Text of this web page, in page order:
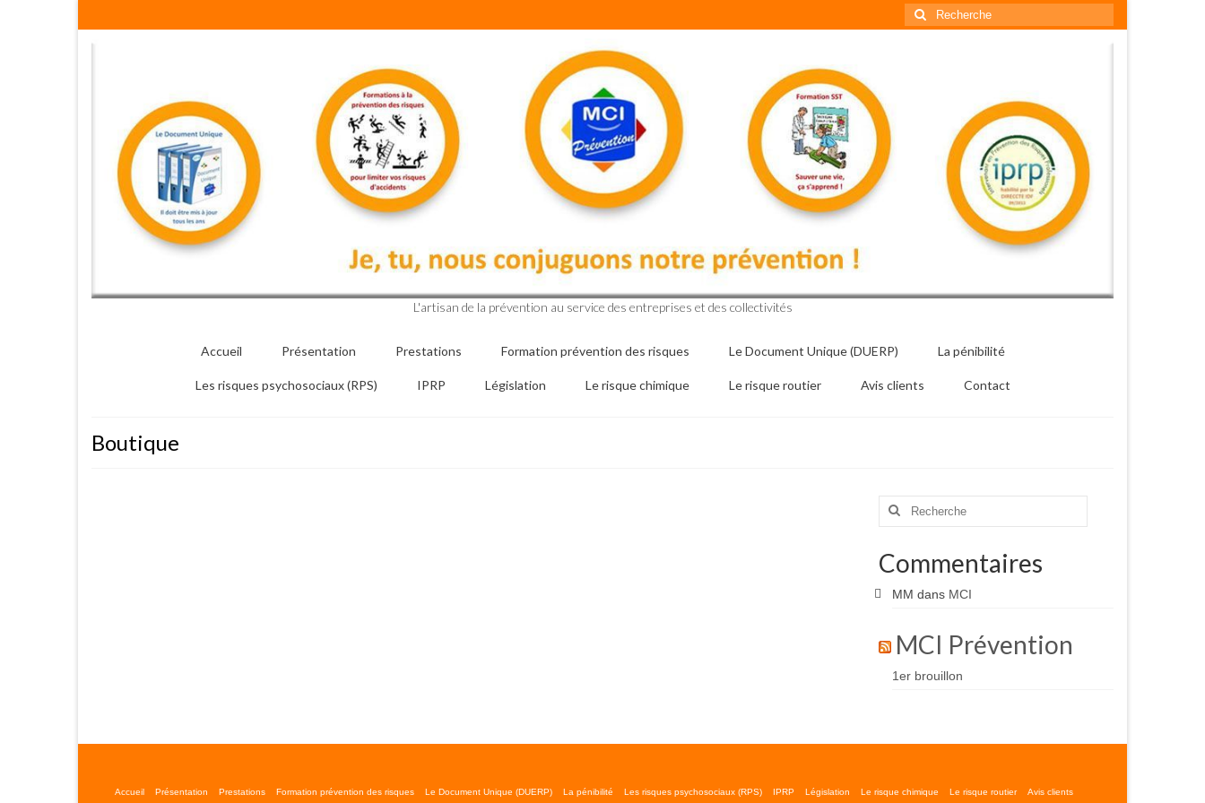
Rechercher
:
L'artisan de la prévention au service des entreprises et des collectivités
Accueil Présentation Prestations Formation prévention des risques Le Document Unique (DUERP) La pénibilité
Les risques psychosociaux (RPS) IPRP Législation Le risque chimique Le risque routier Avis clients Contact
Boutique
Rechercher
Commentaires
MM dans MCI
MCI Prévention
1er brouillon
Accueil Présentation Prestations Formation prévention des risques Le Document Unique (DUERP) La pénibilité Les risques psychosociaux (RPS) IPRP Législation Le risque chimique Le risque routier Avis clients